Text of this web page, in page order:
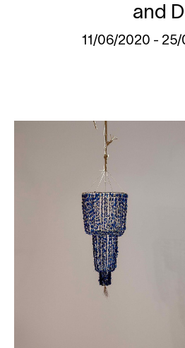
and D
11/06/2020 -